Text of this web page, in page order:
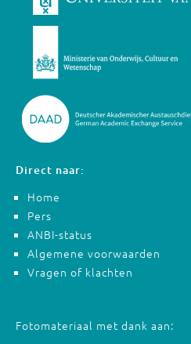
Direct naar:
Home
Pers
ANBI-status
Algemene voorwaarden
Vragen of klachten
Fotomateriaal met dank aan: